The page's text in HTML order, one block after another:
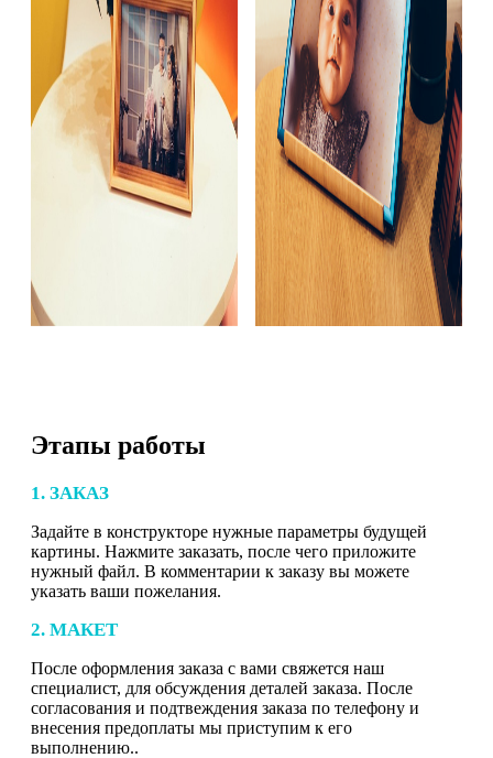
Этапы работы
1. ЗАКАЗ
Задайте в конструкторе нужные параметры будущей
картины. Нажмите заказать, после чего приложите
нужный файл. В комментарии к заказу вы можете
указать ваши пожелания.
2. МАКЕТ
После оформления заказа с вами свяжется наш
специалист, для обсуждения деталей заказа. После
согласования и подтвеждения заказа по телефону и
внесения предоплаты мы приступим к его
выполнению..